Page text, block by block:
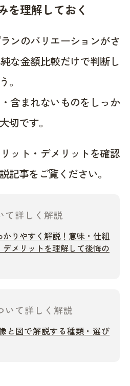
を理解しておく
ンのバリエーションがさ
な金額比較だけで判断し
。
含まれないものをしっか
切です。
ット・デメリットを確認
記事をご覧ください。
て詳しく解説
りやすく解説！意味・仕組
メリットを理解して後悔の
いて詳しく解説
と図で解説する種類・選び